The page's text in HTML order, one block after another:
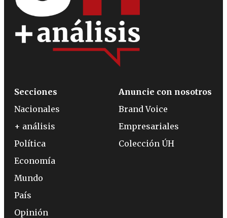
Secciones
Nacionales
+ análisis
Política
Economía
Mundo
País
Opinión
Anuncie con nosotros
Brand Voice
Empresariales
Colección ÚH